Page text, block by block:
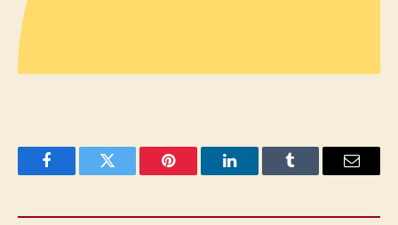
FacebookTwitter Pinterest LinkedInTumblr Email